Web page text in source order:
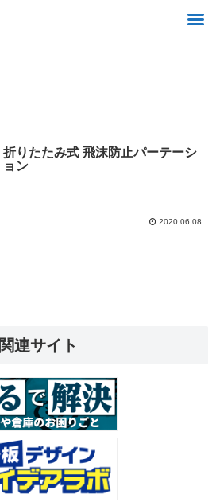
折りたたみ式 飛沫防止パーテーシ
ョン
2020.06.08
関連サイト